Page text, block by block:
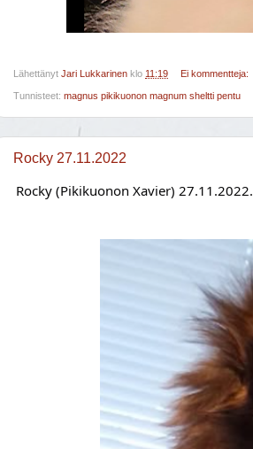
Lähettänyt Jari Lukkarinen klo 11:19 Ei kommentteja:
Tunnisteet: magnus pikikuonon magnum sheltti pentu
Rocky 27.11.2022
Rocky (Pikikuonon Xavier) 27.11.2022.